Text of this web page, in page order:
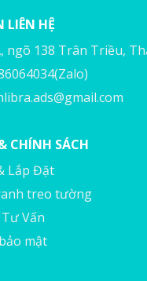
LIÊN HỆ
ngõ 138 Trân Triều,
CHÍNH SÁCH
Lắp Đặt
treo tường
Vấn
mật